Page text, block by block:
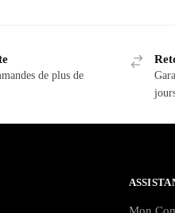
de plus de